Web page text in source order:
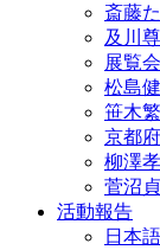
斎藤
及川
展覧
松島
笹木
京都
柳澤
菅沼
活動報告
日本語